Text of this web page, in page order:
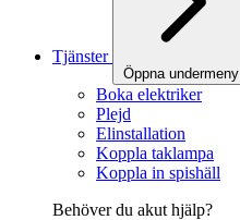
Tjänster
Öppna undermeny
Boka elektriker
Plejd
Elinstallation
Koppla taklampa
Koppla in spishäll
Behöver du akut hjälp?